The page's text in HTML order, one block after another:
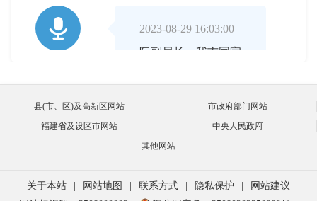

2023-08-29 16:03:00
阮副局长，我市国家
区建设工作已经3年
了，请您从金融指标
得了哪些变化？
县(市、区)及高新区网站
市政府部门网站
福建省及设区市网站
中央人民政府
其他网站
关于本站 网站地图 联系方式 隐私保护
网站建议